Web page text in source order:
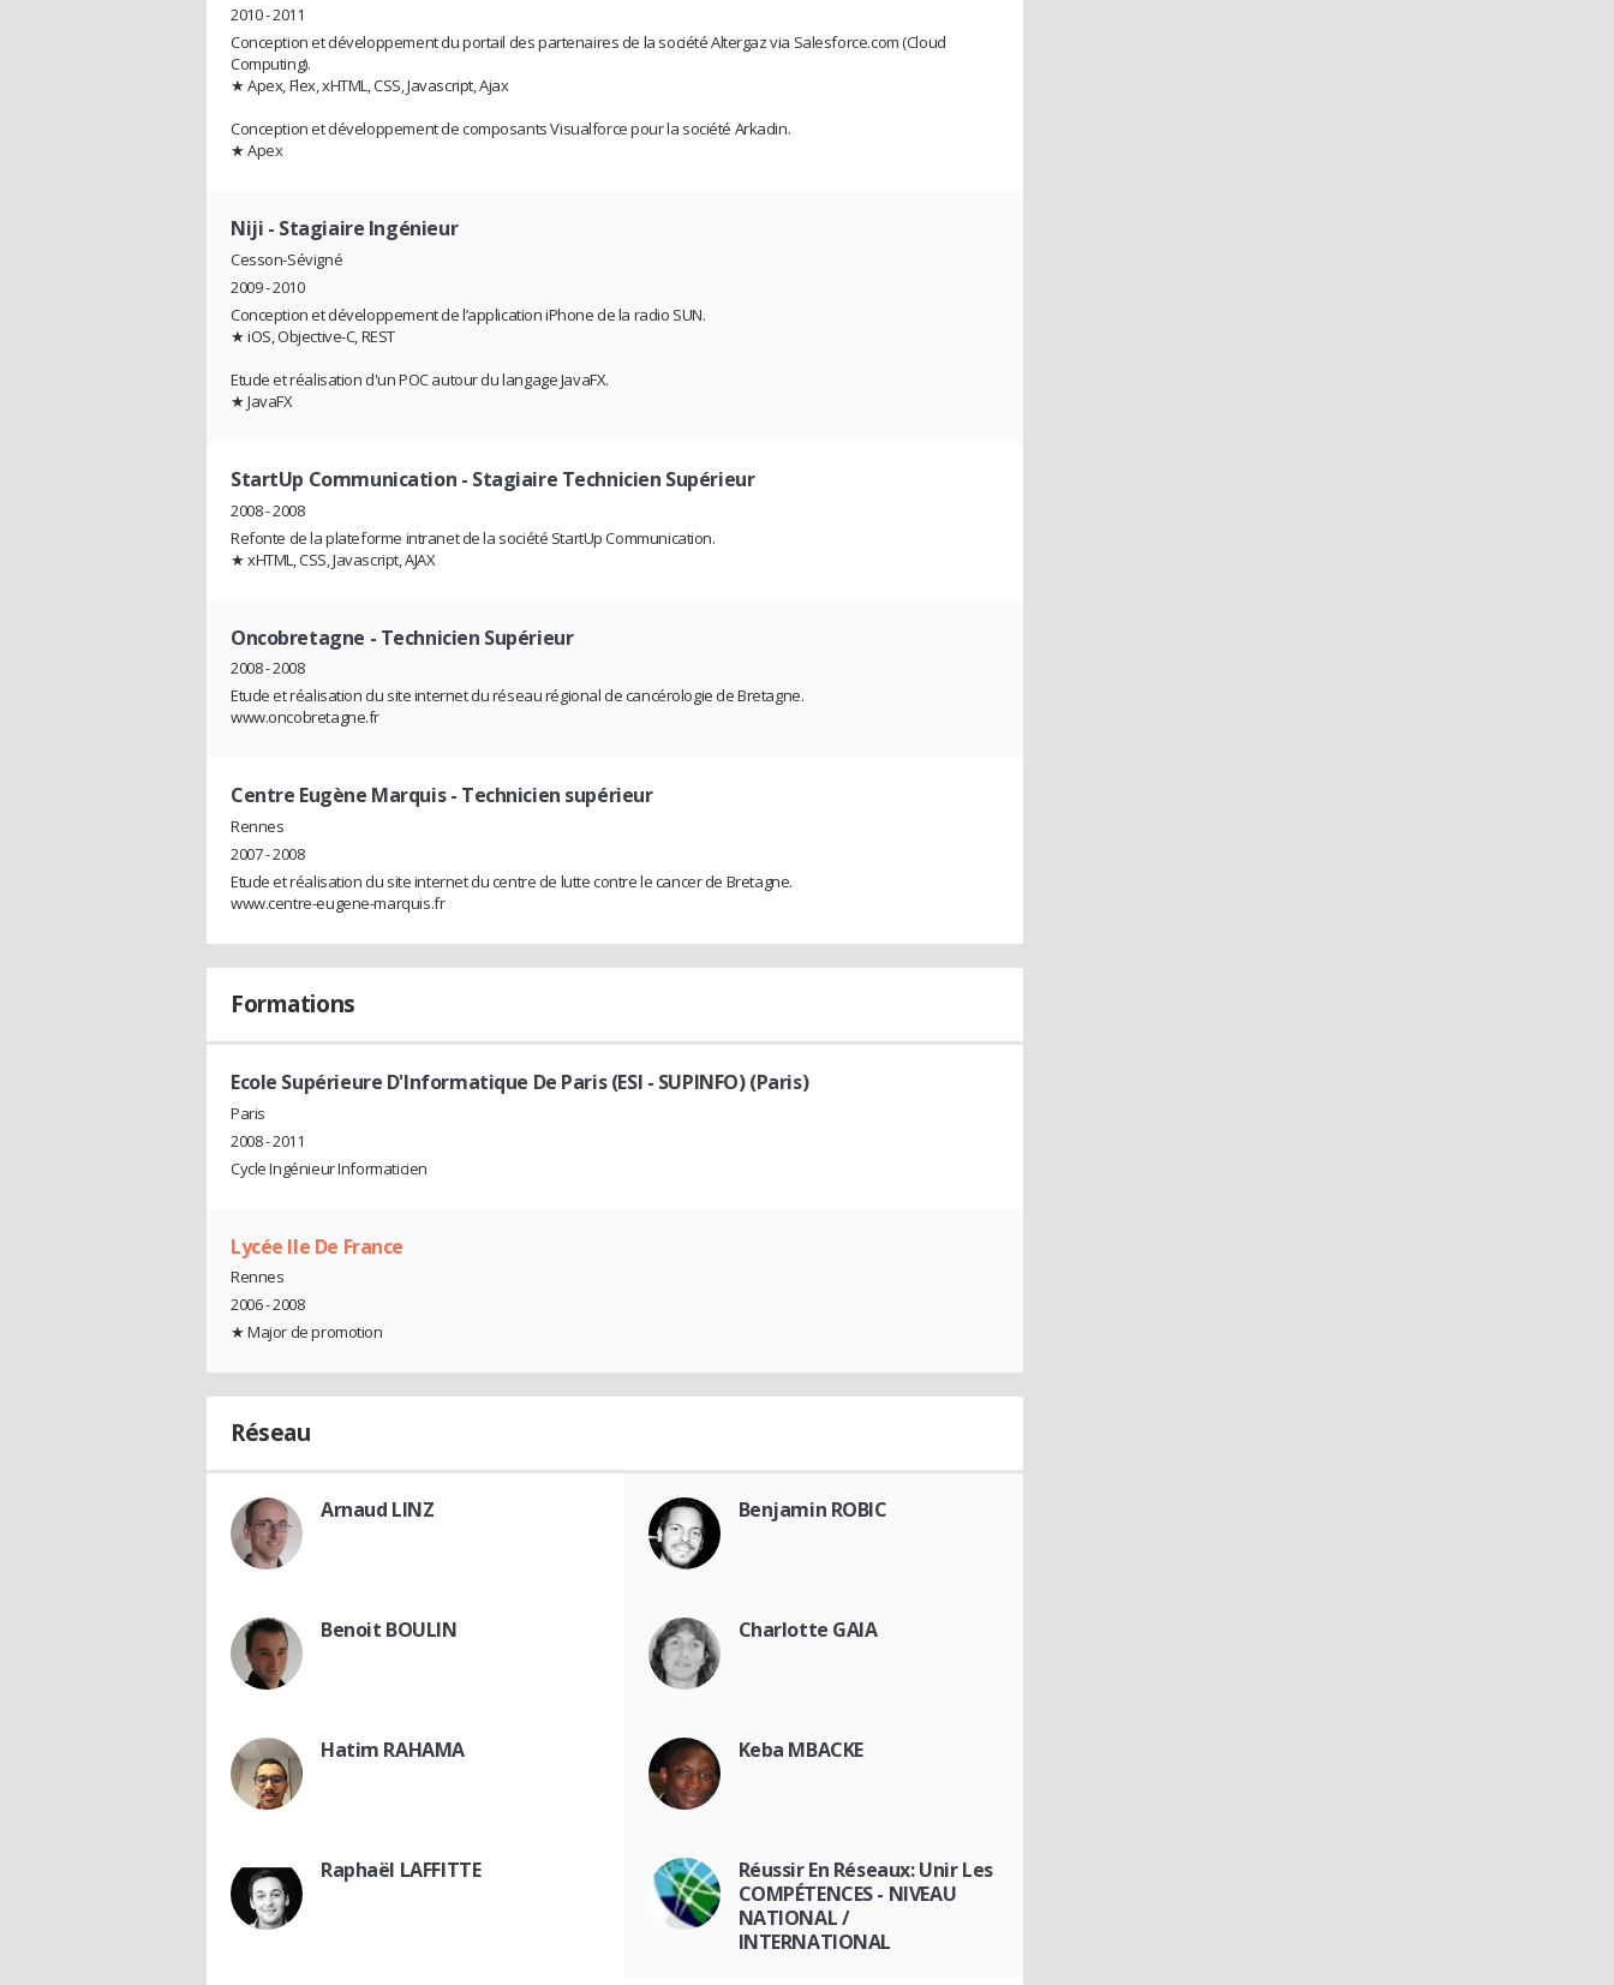
2010 - 2011
Conception et développement du portail des partenaires de la société Altergaz via Salesforce.com (Cloud
Computing).
★ Apex, Flex, xHTML, CSS, Javascript, Ajax
Conception et développement de composants Visualforce pour la société Arkadin.
★ Apex
Niji - Stagiaire Ingénieur
Cesson-Sévigné
2009 - 2010
Conception et développement de l’application iPhone de la radio SUN.
★ iOS, Objective-C, REST
Etude et réalisation d'un POC autour du langage JavaFX.
★ JavaFX
StartUp Communication - Stagiaire Technicien Supérieur
2008 - 2008
Refonte de la plateforme intranet de la société StartUp Communication.
★ xHTML, CSS, Javascript, AJAX
Oncobretagne - Technicien Supérieur
2008 - 2008
Etude et réalisation du site internet du réseau régional de cancérologie de Bretagne.
www.oncobretagne.fr
Centre Eugène Marquis- Technicien supérieur
Rennes
2007 - 2008
Etude et réalisation du site internet du centre de lutte contre le cancer de Bretagne.
www.centre-eugene-marquis.fr
Formations
Ecole Supérieure D'Informatique De Paris (ESI - SUPINFO) (Paris)
Paris
2008 - 2011
Cycle Ingénieur Informaticien
Lycée Ile De France
Rennes
2006 - 2008
★ Major de promotion
Réseau
Arnaud LINZ Benjamin ROBIC
Benoit BOULIN Charlotte GAIA
Hatim RAHAMA Keba MBACKE
Raphaël LAFFITTE
Réussir En Réseaux: Unir Les
COMPÉTENCES - NIVEAU
NATIONAL /
INTERNATIONAL